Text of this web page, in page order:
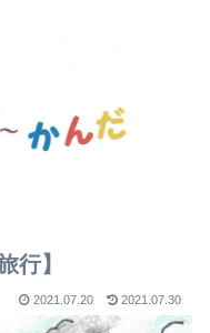
行】
2021.07.20 2021.07.30